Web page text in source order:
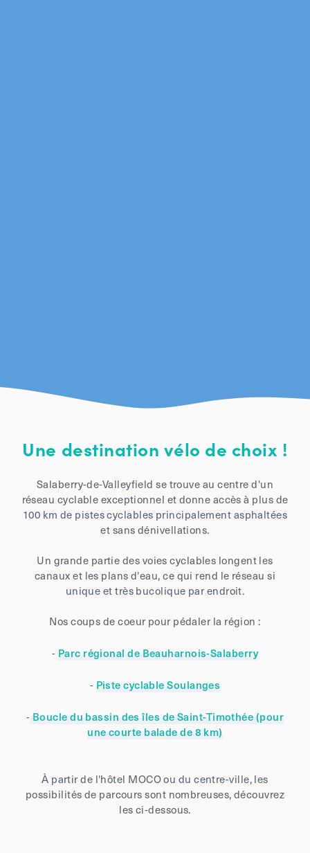
Une destination vélo de choix !
Salaberry-de-Valleyfield se trouve au centre d'un
réseau cyclable exceptionnel et donne accès à plus de
100 km de pistes cyclables principalement asphaltées
et sans dénivellations.
Un grande partie des voies cyclables longent les
canaux et les plans d'eau, ce qui rend le réseau si
unique et très bucolique par endroit.
Nos coups de coeur pour pédaler la région :
- Parc régional de Beauharnois-Salaberry
- Piste cyclable Soulanges
- Boucle du bassin des îles de Saint-Timothée (pour
une courte balade de 8 km)
À partir de l'hôtel MOCO ou du centre-ville, les
possibilités de parcours sont nombreuses, découvrez
les ci-dessous.